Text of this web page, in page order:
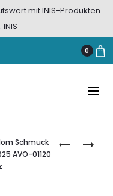
mit INIS-Produkten.
0
Schmuck
AVO-01120